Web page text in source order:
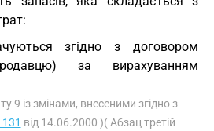
згідно з договором
за вирахуванням
9 із змінами, внесеними згідно з
131 від 14.06.2000 )( Абзац третій